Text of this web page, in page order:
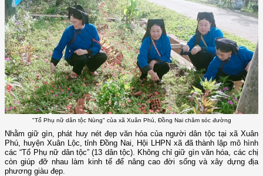
"Tổ Phụ nữ dân tộc Nùng" của xã Xuân Phú, Đồng Nai chăm sóc đường
Nhằm giữ gìn, phát huy nét đẹp văn hóa của người dân tộc tại xã Xuân
Phú, huyện Xuân Lộc, tỉnh Đồng Nai, Hội LHPN xã đã thành lập mô hình
các “Tổ Phụ nữ dân tộc” (13 dân tộc). Không chỉ giữ gìn văn hóa, các chị
còn giúp đỡ nhau làm kinh tế để nâng cao đời sống và xây dựng địa
phương giàu đẹp.